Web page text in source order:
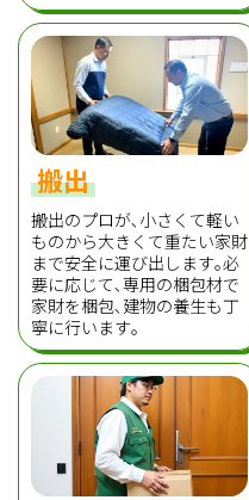
搬出
搬出のプロが､小さくて軽い
ものから大きくて重たい家財
まで安全に運び出します｡必
要に応じて､専用の梱包材で
家財を梱包､建物の養生も丁
寧に行います｡